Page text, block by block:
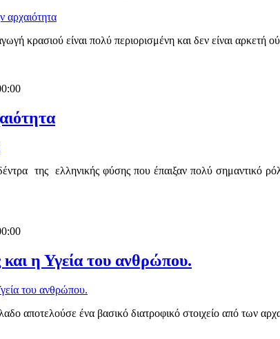
κρασιού είναι πολύ περιορισμένη και δεν είναι αρκετή
της ελληνικής φύσης που έπαιξαν πολύ σημαντικό
και η Υγεία του ανθρώπου.
αποτελούσε ένα βασικό διατροφικό στοιχείο από των